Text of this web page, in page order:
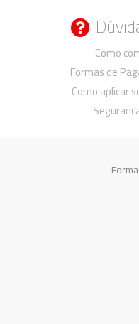
Duvidas
Como
Formas de
Como aplicar